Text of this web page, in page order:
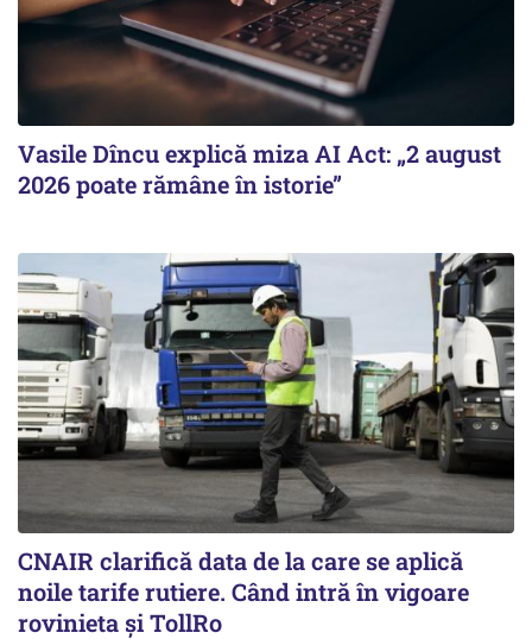
Vasile Dîncu explică miza AI Act: „2 august
2026 poate rămâne în istorie”
CNAIR clarifică data de la care se aplică
noile tarife rutiere. Când intră în vigoare
rovinieta și TollRo